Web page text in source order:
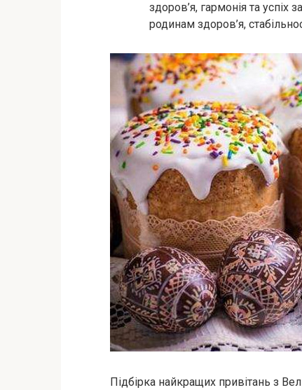
здоров’я, гармонія та
родинам здоров’я,
Підбірка найкращих привітань з